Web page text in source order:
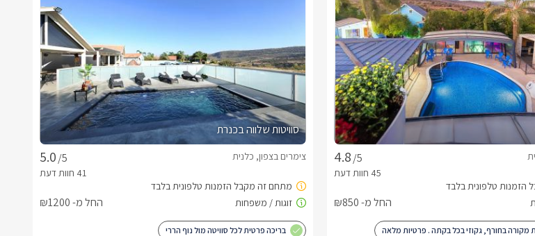
/5
החל מ- ₪850
מקורה בחורף, גקוזי בכל בקתה . פרטיות מלאה
סוויטות שלווה בכנרת
/5
צימרים בצפון, כלנית
החל מ- ₪1200
בריכה פרטית לכל סוויטה מול נוף הררי